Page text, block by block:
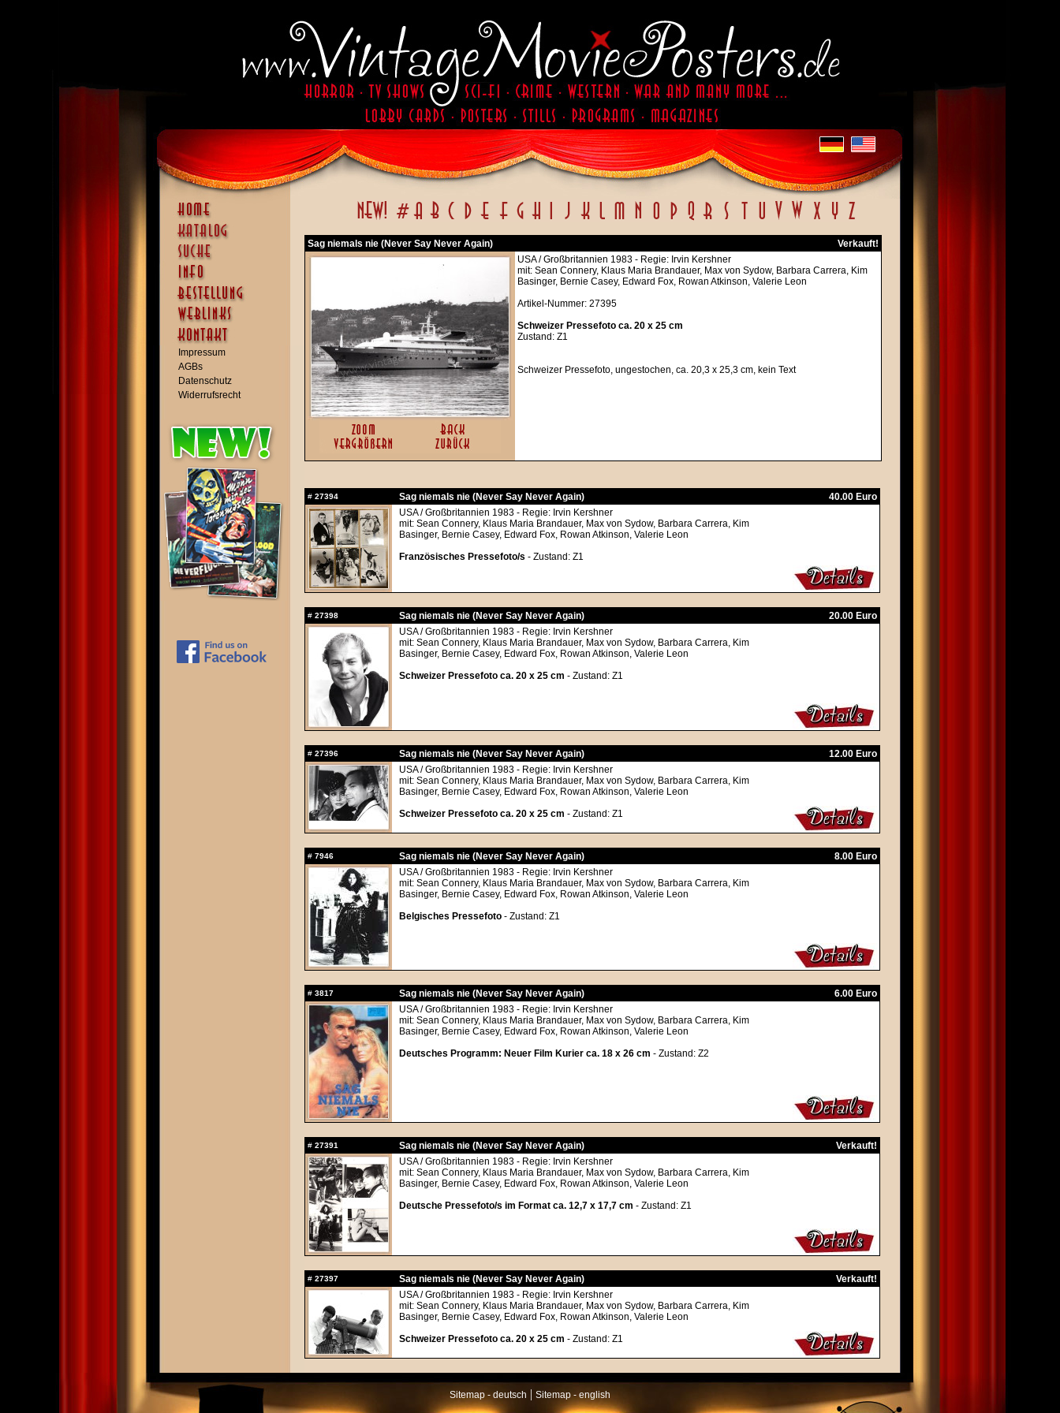
Impressum
AGBs
Datenschutz
Widerrufsrecht
Sag niemals nie (Never Say Never Again)
Verkauft!
USA / Großbritannien 1983 - Regie: Irvin Kershner
mit: Sean Connery, Klaus Maria Brandauer, Max von Sydow, Barbara Carrera, Kim
Basinger, Bernie Casey, Edward Fox, Rowan Atkinson, Valerie Leon
Artikel-Nummer: 27395
Schweizer Pressefoto ca. 20 x 25 cm
Zustand: Z1
Schweizer Pressefoto, ungestochen, ca. 20,3 x 25,3 cm, kein Text
# 27394 Sag niemals nie (Never Say Never Again)
40.00 Euro
USA / Großbritannien 1983 - Regie: Irvin Kershner
mit: Sean Connery, Klaus Maria Brandauer, Max von Sydow, Barbara Carrera, Kim
Basinger, Bernie Casey, Edward Fox, Rowan Atkinson, Valerie Leon
Französisches Pressefoto/s - Zustand: Z1
# 27398 Sag niemals nie (Never Say Never Again)
20.00 Euro
USA / Großbritannien 1983 - Regie: Irvin Kershner
mit: Sean Connery, Klaus Maria Brandauer, Max von Sydow, Barbara Carrera, Kim
Basinger, Bernie Casey, Edward Fox, Rowan Atkinson, Valerie Leon
Schweizer Pressefoto ca. 20 x 25 cm - Zustand: Z1
# 27396 Sag niemals nie (Never Say Never Again)
12.00 Euro
USA / Großbritannien 1983 - Regie: Irvin Kershner
mit: Sean Connery, Klaus Maria Brandauer, Max von Sydow, Barbara Carrera, Kim
Basinger, Bernie Casey, Edward Fox, Rowan Atkinson, Valerie Leon
Schweizer Pressefoto ca. 20 x 25 cm - Zustand: Z1
# 7946 Sag niemals nie (Never Say Never Again)
8.00 Euro
USA / Großbritannien 1983 - Regie: Irvin Kershner
mit: Sean Connery, Klaus Maria Brandauer, Max von Sydow, Barbara Carrera, Kim
Basinger, Bernie Casey, Edward Fox, Rowan Atkinson, Valerie Leon
Belgisches Pressefoto - Zustand: Z1
# 3817 Sag niemals nie (Never Say Never Again)
6.00 Euro
USA / Großbritannien 1983 - Regie: Irvin Kershner
mit: Sean Connery, Klaus Maria Brandauer, Max von Sydow, Barbara Carrera, Kim
Basinger, Bernie Casey, Edward Fox, Rowan Atkinson, Valerie Leon
Deutsches Programm: Neuer Film Kurier ca. 18 x 26 cm - Zustand: Z2
# 27391 Sag niemals nie (Never Say Never Again)
Verkauft!
USA / Großbritannien 1983 - Regie: Irvin Kershner
mit: Sean Connery, Klaus Maria Brandauer, Max von Sydow, Barbara Carrera, Kim
Basinger, Bernie Casey, Edward Fox, Rowan Atkinson, Valerie Leon
Deutsche Pressefoto/s im Format ca. 12,7 x 17,7 cm - Zustand: Z1
# 27397 Sag niemals nie (Never Say Never Again)
Verkauft!
USA / Großbritannien 1983 - Regie: Irvin Kershner
mit: Sean Connery, Klaus Maria Brandauer, Max von Sydow, Barbara Carrera, Kim
Basinger, Bernie Casey, Edward Fox, Rowan Atkinson, Valerie Leon
Schweizer Pressefoto ca. 20 x 25 cm - Zustand: Z1
Sitemap - deutsch | Sitemap - english